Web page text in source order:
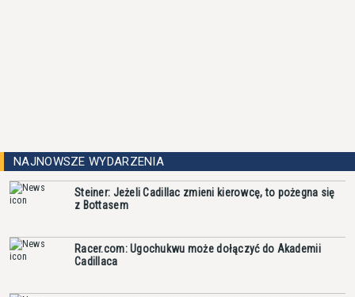
NAJNOWSZE WYDARZENIA
Steiner: Jeżeli Cadillac zmieni kierowcę, to pożegna się
z Bottasem
Racer.com: Ugochukwu może dołączyć do Akademii
Cadillaca